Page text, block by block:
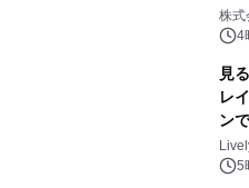
プ
ス
株式
4
見
レ
ン
5